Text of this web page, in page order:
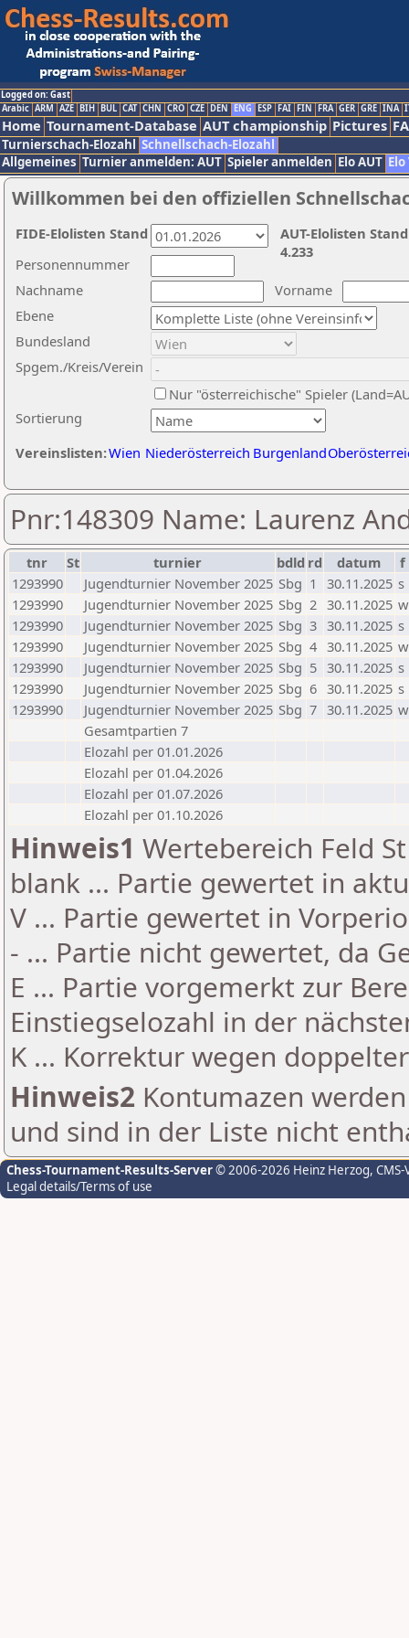
Logged on: Gast
Arabic ARM AZE BIH BUL CAT CHN CRO CZE DEN ENG ESP FAI FIN FRA GER GRE INA
Home Tournament-Database AUT championship Pictures
Turnierschach-Elozahl Schnellschach-Elozahl
Allgemeines Turnier anmelden: AUT Spieler anmelden Elo AUT
Willkommen bei den offiziellen
Nachname
Vorname
Ebene
Sortierung
Personennummer
Bundesland
Spgem./Kreis/Verein
Nur "österreichische" Spieler
Vereinslisten:Wien Niederösterreich Burgenland
AUT-Elolisten
4.233
FIDE-Elolisten Stand
Pnr:148309 Name: Laurenz
tnr St turnier bdld rd datum
f
1293990
Jugendturnier November 2025 Sbg 1 30.11.2025 s
1293990
Jugendturnier November 2025 Sbg 2 30.11.2025 w
1293990
Jugendturnier November 2025 Sbg 3 30.11.2025 s
1293990
Jugendturnier November 2025 Sbg 4 30.11.2025 w
1293990
Jugendturnier November 2025 Sbg 5 30.11.2025 s
1293990
Jugendturnier November 2025 Sbg 6 30.11.2025 s
1293990
Jugendturnier November 2025 Sbg 7 30.11.2025 w
Gesamtpartien 7
Elozahl per 01.01.2026
Elozahl per 01.04.2026
Elozahl per 01.07.2026
Elozahl per 01.10.2026
Hinweis1 Wertebereich Feld
blank ... Partie gewertet in
V ... Partie gewertet in
- ... Partie nicht gewertet, da
E ... Partie vorgemerkt zur
Einstiegselozahl in der
K ... Korrektur wegen
Hinweis2 Kontumazen
und sind in der Liste nicht
Chess-Tournament-Results-Server© 2006-2026 Heinz Herzog,
Legal details/Terms of use